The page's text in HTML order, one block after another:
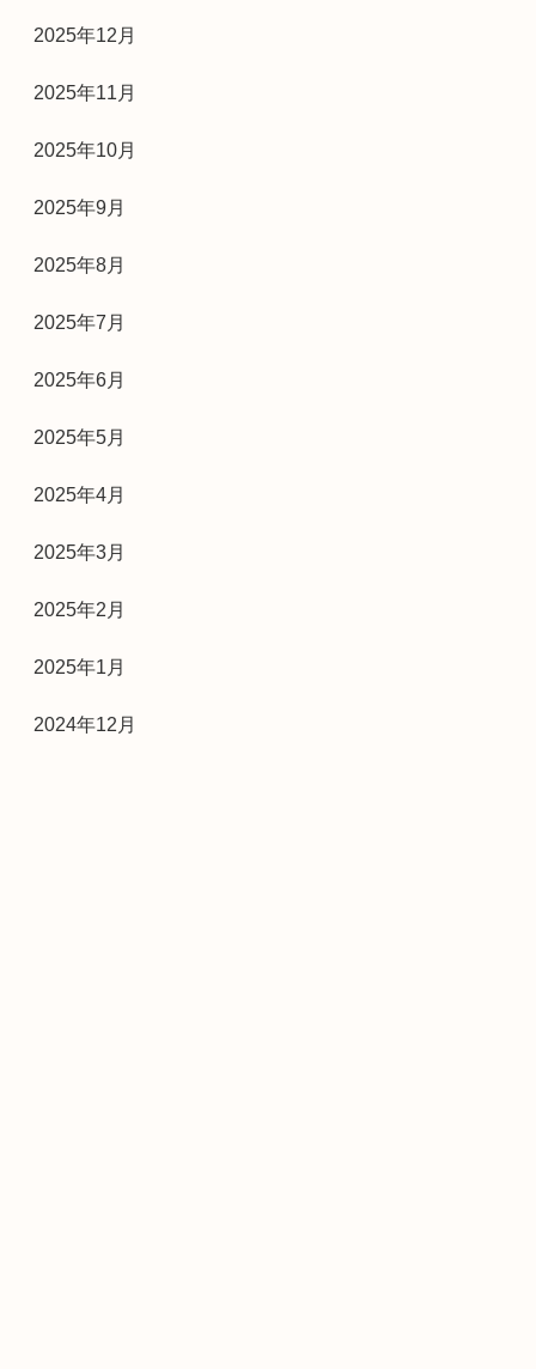
2025年12月
2025年11月
2025年10月
2025年9月
2025年8月
2025年7月
2025年6月
2025年5月
2025年4月
2025年3月
2025年2月
2025年1月
2024年12月